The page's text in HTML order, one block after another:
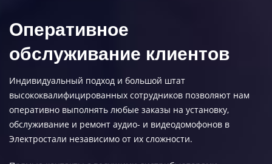
Оперативное
обслуживание клиентов
Индивидуальный подход и большой штат
высококвалифицированных сотрудников позволяют нам
оперативно выполнять любые заказы на установку,
обслуживание и ремонт аудио- и видеодомофонов в
Электростали независимо от их сложности.